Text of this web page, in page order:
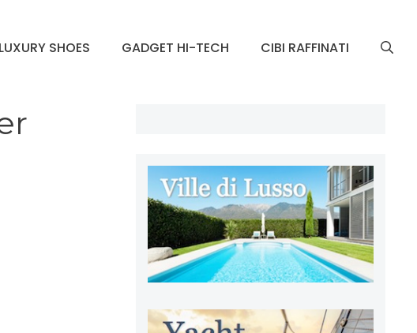
LUXURY SHOES GADGET HI-TECH CIBI RAFFINATI